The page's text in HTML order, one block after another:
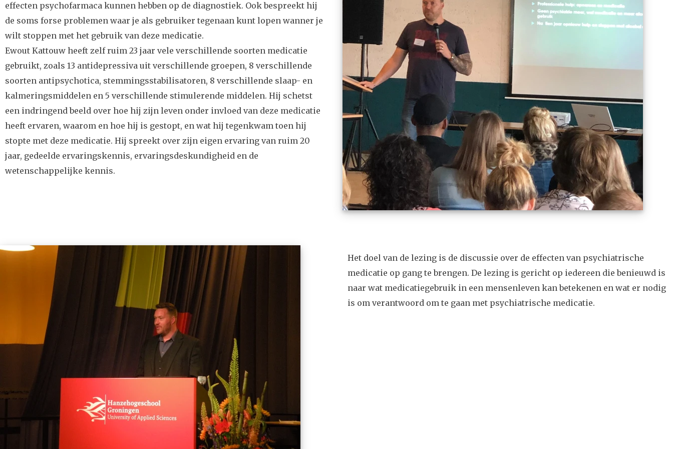
effecten psychofarmaca kunnen hebben op de diagnostiek. Ook bespreekt hij
de soms forse problemen waar je als gebruiker tegenaan kunt lopen wanner je
wilt stoppen met het gebruik van deze medicatie.
Ewout Kattouw heeft zelf ruim 23 jaar vele verschillende soorten medicatie
gebruikt, zoals 13 antidepressiva uit verschillende groepen, 8 verschillende
soorten antipsychotica, stemmingsstabilisatoren, 8 verschillende slaap- en
kalmeringsmiddelen en 5 verschillende stimulerende middelen. Hij schetst
een indringend beeld over hoe hij zijn leven onder invloed van deze medicatie
heeft ervaren, waarom en hoe hij is gestopt, en wat hij tegenkwam toen hij
stopte met deze medicatie. Hij spreekt over zijn eigen ervaring van ruim 20
jaar, gedeelde ervaringskennis, ervaringsdeskundigheid en de
wetenschappelijke kennis.
Het doel van de lezing is de discussie over de effecten van psychiatrische
medicatie op gang te brengen. De lezing is gericht op iedereen die benieuwd is
naar wat medicatiegebruik in een mensenleven kan betekenen en wat er nodig
is om verantwoord om te gaan met psychiatrische medicatie.